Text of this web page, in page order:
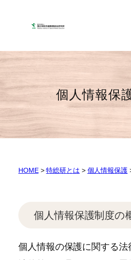
シ
ジ
ャ
ン
へ
ジ
へ
プ
個人情報保
HOME>特総研とは > 個人情報保護
個人情報保護制度の
個人情報の保護に関する